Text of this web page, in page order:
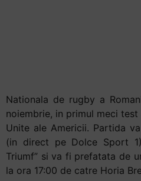
Nationala de rugby a
noiembrie, in primul meci
Unite ale Americii. Partida
(in direct pe Dolce Sport
Triumf” si va fi prefatata de
la ora 17:00 de catre Horia